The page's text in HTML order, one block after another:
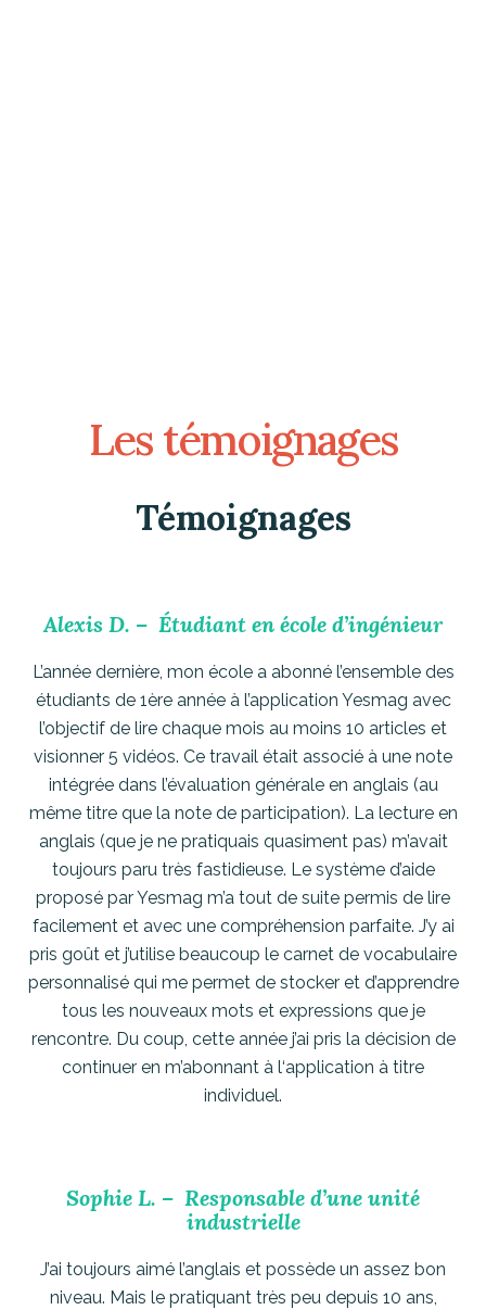
Les témoignages
Témoignages
Alexis D. – Étudiant en école d’ingénieur
L’année dernière, mon école a abonné l’ensemble des
étudiants de 1ère année à l’application Yesmag avec
l’objectif de lire chaque mois au moins 10 articles et
visionner 5 vidéos. Ce travail était associé à une note
intégrée dans l’évaluation générale en anglais (au
même titre que la note de participation). La lecture en
anglais (que je ne pratiquais quasiment pas) m’avait
toujours paru très fastidieuse. Le système d’aide
proposé par Yesmag m’a tout de suite permis de lire
facilement et avec une compréhension parfaite. J’y ai
pris goût et j’utilise beaucoup le carnet de vocabulaire
personnalisé qui me permet de stocker et d’apprendre
tous les nouveaux mots et expressions que je
rencontre. Du coup, cette année j’ai pris la décision de
continuer en m’abonnant à l‘application à titre
individuel.
Sophie L. – Responsable d’une unité
industrielle
J’ai toujours aimé l’anglais et possède un assez bon
niveau. Mais le pratiquant très peu depuis 10 ans,